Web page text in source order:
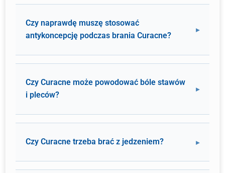
Czy naprawdę muszę stosować
antykoncepcję podczas brania Curacne?
Czy Curacne może powodować bóle stawów
i pleców?
Czy Curacne trzeba brać z jedzeniem?